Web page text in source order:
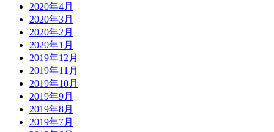
2020年4月
2020年3月
2020年2月
2020年1月
2019年12月
2019年11月
2019年10月
2019年9月
2019年8月
2019年7月